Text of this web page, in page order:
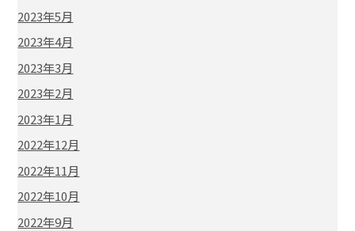
2023年5月
2023年4月
2023年3月
2023年2月
2023年1月
2022年12月
2022年11月
2022年10月
2022年9月